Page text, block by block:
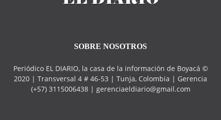
SOBRE NOSOTROS
Periódico EL DIARIO, la casa de la información de Boyacá ©
2020 | Transversal 4 # 46-53 | Tunja, Colombia | Gerencia
(+57) 3115006438 | gerenciaeldiario@gmail.com